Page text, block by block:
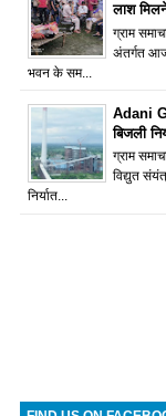
लाश
ग्राम
अंतर्गत आज
भवन के सम...
Adani
बिजली
ग्राम
विद्युत
निर्यात...